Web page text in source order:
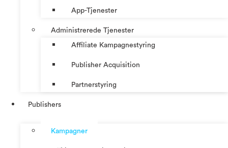
App-Tjenester
Administrerede Tjenester
Affiliate Kampagnestyring
Publisher Acquisition
Partnerstyring
Publishers
Kampagner